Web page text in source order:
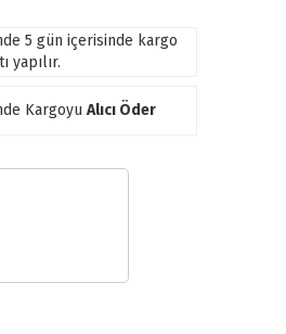
5 gün içerisinde kargo
yapılır.
Kargoyu Alıcı Öder